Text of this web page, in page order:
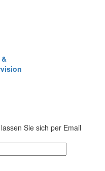
Sie sich per Email